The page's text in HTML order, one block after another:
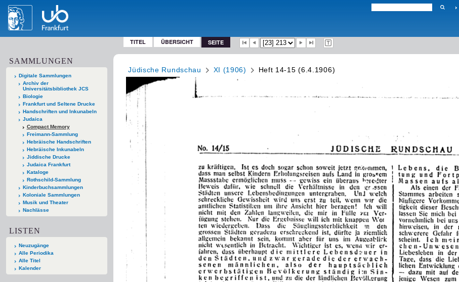
TITEL ÜBERSICHT SEITE
SAMMLUNGEN
Digitale Sammlungen
Archiv der
Universitätsbibliothek JCS
Biologie
Frankfurt und Seltene Drucke
Handschriften und Inkunabeln
Judaica
Compact Memory
Freimann-Sammlung
Hebräische Handschriften
Hebräische Inkunabeln
Jiddische Drucke
Judaica Frankfurt
Kataloge
Rothschild-Sammlung
Kinderbuchsammlungen
Koloniale Sammlungen
Musik und Theater
Nachlässe
LISTEN
Neuzugänge
Alle Periodika
Alle Titel
Kalender
Jüdische Rundschau XI (1906) Heft 14-15 (6.4.1906)